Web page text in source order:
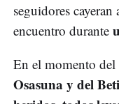
seguidores
encuentro durante
En el momento del
Osasuna y del